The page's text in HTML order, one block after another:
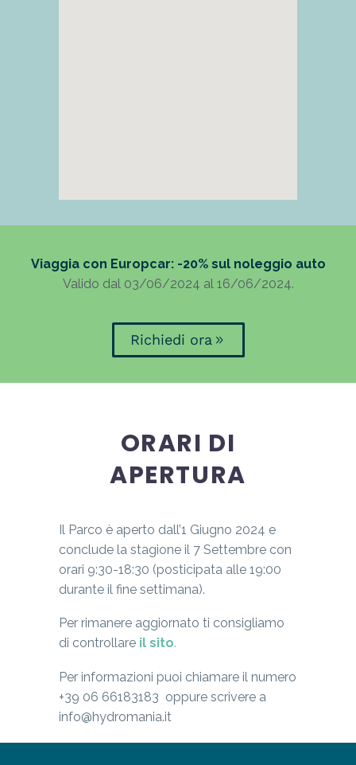
Viaggia con Europcar: -20% sul noleggio auto
Valido dal 03/06/2024 al 16/06/2024.
Richiedi ora
ORARI DI
APERTURA
Il Parco è aperto dall’1 Giugno 2024 e
conclude la stagione il 7 Settembre con
orari 9:30-18:30 (posticipata alle 19:00
durante il fine settimana).
Per rimanere aggiornato ti consigliamo
di controllare il sito.
Per informazioni puoi chiamare il numero
+39 06 66183183 oppure scrivere a
info@hydromania.it